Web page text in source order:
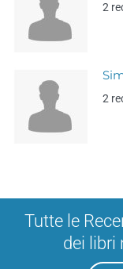
2
2
Tutte le
dei libri